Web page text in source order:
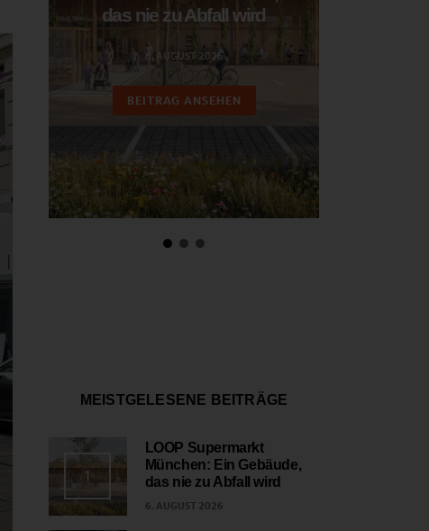
das nie zu Abfall wird
6. AUGUST 2026
BEITRAG ANSEHEN
MEISTGELESENE BEITRÄGE
1
LOOP Supermarkt
München: Ein Gebäude,
das nie zu Abfall wird
6. AUGUST 2026